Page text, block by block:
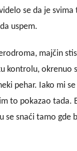
se da je svima
uspem.
majčin
kontrolu, okrenuo
pehar. Iako mi se
to pokazao tada.
se snaći tamo gde